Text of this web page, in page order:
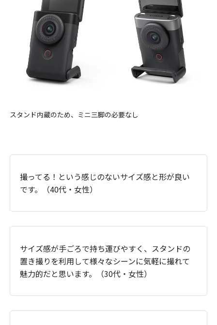
スタンド内蔵のため、ミニ三脚の必要なし
撮ってる！という感じのないサイズ感と形が良い
です。（40代・女性）
サイズ感が手ごろで持ち運びやすく、スタンドの
置き撮りを利用して様々なシーンに気軽に撮れて
魅力的だと思います。（30代・女性）